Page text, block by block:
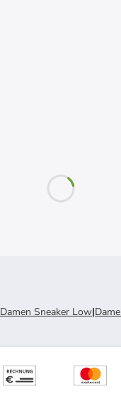
Damen Sneaker Low|